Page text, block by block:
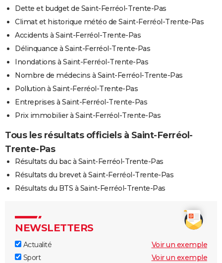
Dette et budget de Saint-Ferréol-Trente-Pas
Climat et historique météo de Saint-Ferréol-Trente-Pas
Accidents à Saint-Ferréol-Trente-Pas
Délinquance à Saint-Ferréol-Trente-Pas
Inondations à Saint-Ferréol-Trente-Pas
Nombre de médecins à Saint-Ferréol-Trente-Pas
Pollution à Saint-Ferréol-Trente-Pas
Entreprises à Saint-Ferréol-Trente-Pas
Prix immobilier à Saint-Ferréol-Trente-Pas
Tous les résultats officiels à Saint-Ferréol-
Trente-Pas
Résultats du bac à Saint-Ferréol-Trente-Pas
Résultats du brevet à Saint-Ferréol-Trente-Pas
Résultats du BTS à Saint-Ferréol-Trente-Pas
NEWSLETTERS
Actualité
Voir un exemple
Sport
Voir un exemple